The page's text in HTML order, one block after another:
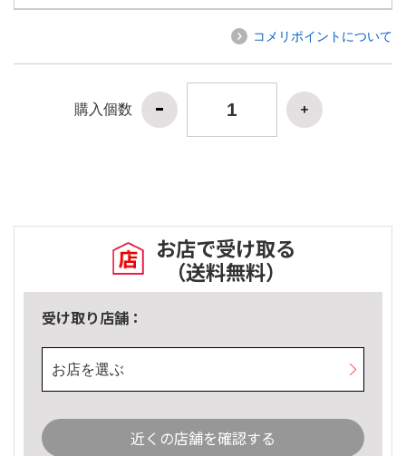
コメリポイントについて
購入個数
お店で受け取る
（送料無料）
受け取り店舗：
お店を選ぶ
近くの店舗を確認する